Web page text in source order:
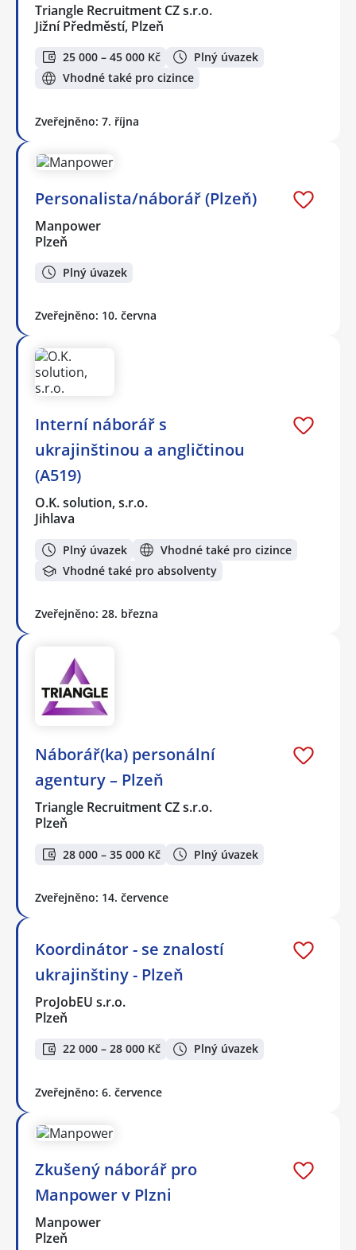
Triangle Recruitment CZ s.r.o.
Jižní Předměstí, Plzeň
25 000 – 45 000 Kč
Plný úvazek
Vhodné také pro cizince
Zveřejněno: 7. října
Personalista/náborář (Plzeň)
Manpower
Plzeň
Plný úvazek
Zveřejněno: 10. června
Interní náborář s
ukrajinštinou a angličtinou
(A519)
O.K. solution, s.r.o.
Jihlava
Plný úvazek
Vhodné také pro cizince
Vhodné také pro absolventy
Zveřejněno: 28. března
Náborář(ka) personální
agentury – Plzeň
Triangle Recruitment CZ s.r.o.
Plzeň
28 000 – 35 000 Kč Plný úvazek
Zveřejněno: 14. července
Koordinátor - se znalostí
ukrajinštiny - Plzeň
ProJobEU s.r.o.
Plzeň
22 000 – 28 000 Kč Plný úvazek
Zveřejněno: 6. července
Zkušený náborář pro
Manpower v Plzni
Manpower
Plzeň